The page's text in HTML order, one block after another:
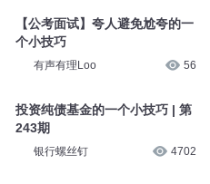
【公考面试】夸人避免尬夸的一
个小技巧
有声有理Loo 56
投资纯债基金的一个小技巧 | 第
243期
银行螺丝钉 4702